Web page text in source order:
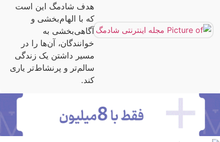
هدف شادمگ این است
که با الهام‌بخشی و
آگاهی‌بخشی به
خوانندگان، آن‌ها را در
مسیر داشتن یک زندگی
سالم‌تر و پرنشاط‌تر یاری
کند.